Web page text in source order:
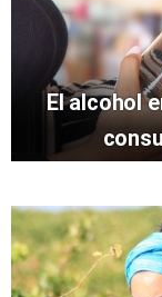
El alcohol